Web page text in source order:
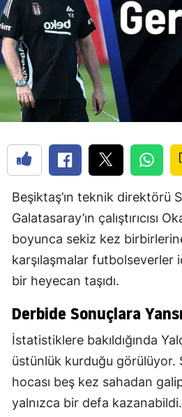
Beşiktaş’ın teknik direktörü
Galatasaray’ın çalıştırıcısı
boyunca sekiz kez
karşılaşmalar futbolseverler
bir heyecan taşıdı.
Derbide Sonuçlara
İstatistiklere bakıldığında
üstünlük kurduğu görülüyor.
hocası beş kez sahadan
yalnızca bir defa